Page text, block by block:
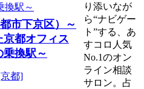
市下京区）～
都オフィス
換駅～
都]
り添いなが
ら“ナビゲー
ト”する、あ
すコロ人気
No.1のオン
ライン相談
サロン。占